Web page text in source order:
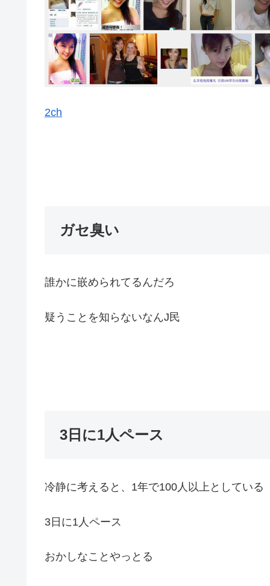
2ch
ガセ臭い
誰かに嵌められてるんだろ
疑うことを知らないなんJ民
3日に1人ペース
冷静に考えると、1年で100人以上としている
3日に1人ペース
おかしなことやっとる